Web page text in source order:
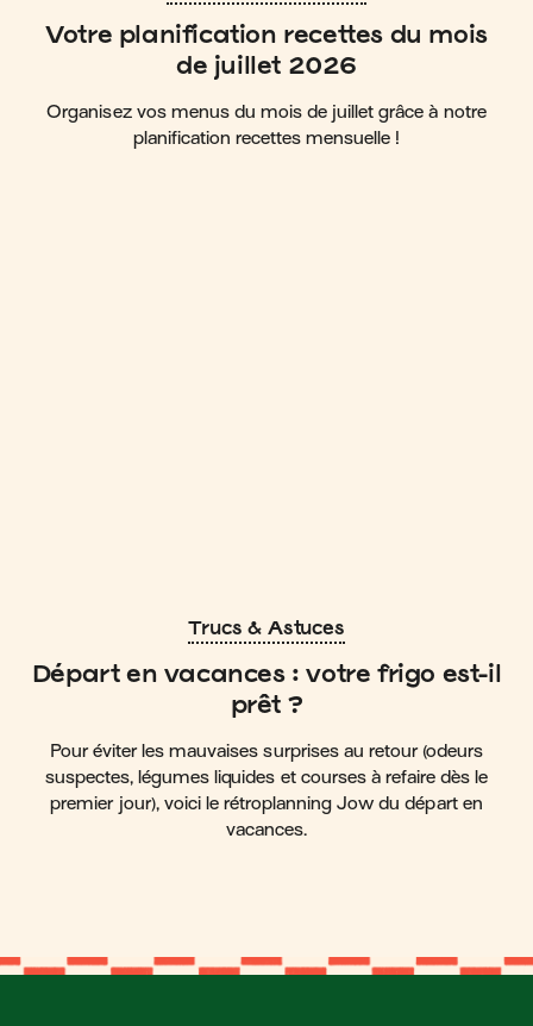
Votre planification recettes du mois
de juillet 2026
Organisez vos menus du mois de juillet grâce à notre
planification recettes mensuelle !
Trucs & Astuces
Départ en vacances : votre frigo est-il
prêt ?
Pour éviter les mauvaises surprises au retour (odeurs
suspectes, légumes liquides et courses à refaire dès le
premier jour), voici le rétroplanning Jow du départ en
vacances.